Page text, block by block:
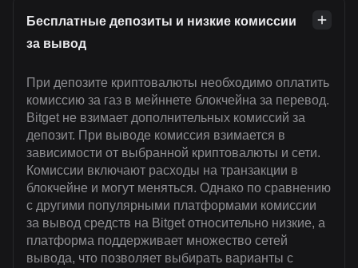
Бесплатные депозиты и низкие комиссии
за вывод
При депозите криптовалюты необходимо оплатить
комиссию за газ в мейннете блокчейна за перевод.
Bitget не взимает дополнительных комиссий за
депозит. При выводе комиссия взимается в
зависимости от выбранной криптовалюты и сети.
Комиссии включают расходы на транзакции в
блокчейне и могут меняться. Однако по сравнению
с другими популярными платформами комиссии
за вывод средств на Bitget относительно низкие, а
платформа поддерживает множество сетей
вывода, что позволяет выбирать варианты с